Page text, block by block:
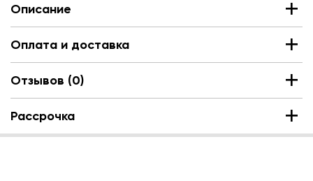
Описание
Оплата и доставка
Отзывов (0)
Рассрочка